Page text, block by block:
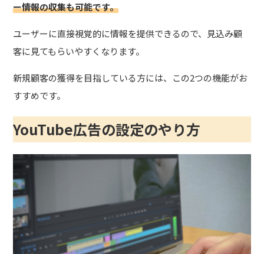
ー情報の収集も可能です。
ユーザーに直接視覚的に情報を提供できるので、見込み顧
客に見てもらいやすくなります。
新規顧客の獲得を目指している方には、この2つの機能がお
すすめです。
YouTube広告の設定のやり方